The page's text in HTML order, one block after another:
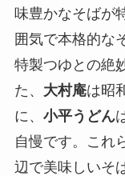
味豊かなそばが
囲気で本格的な
特製つゆとの絶
た、 大村庵は昭
に、 小平うどん
自慢です。
これ
辺で美味しいそ